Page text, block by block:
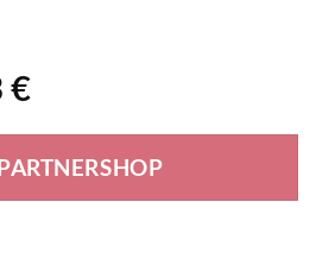
€
€Aktueller
ist:
8,33 €.